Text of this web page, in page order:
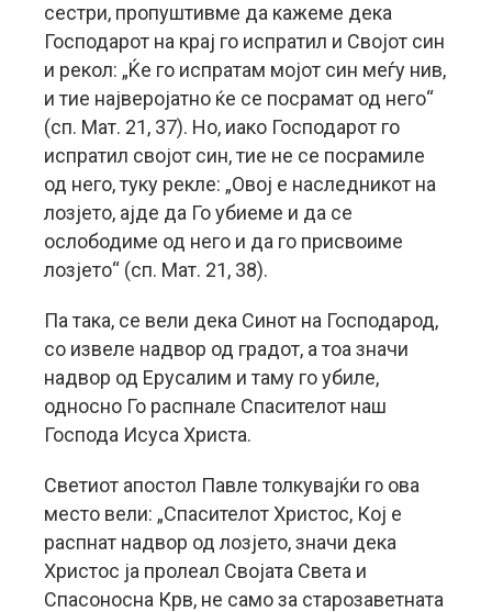
сестри, пропуштивме да кажеме дека
Господaрот на крај го испратил и Својот син
и рекол: „Ќе го испратам мојот син меѓу нив,
и тие најверојатно ќе се посрамат од него“
(сп. Мат. 21, 37). Но, иако Господарот го
испратил својот син, тие не се посрамиле
од него, туку рекле: „Овој е наследникот на
лозјето, ајде да Го убиеме и да се
ослободиме од него и да го присвоиме
лозјето“ (сп. Мат. 21, 38).
Па така, се вели дека Синот на Господарод,
со извеле надвор од градот, а тоа значи
надвор од Ерусалим и таму го убиле,
односно Го распнале Спасителот наш
Господа Исуса Христа.
Светиот апостол Павле толкувајќи го ова
место вели: „Спасителот Христос, Кој е
распнат надвор од лозјето, значи дека
Христос ја пролеал Својата Света и
Спасоносна Крв, не само за старозаветната